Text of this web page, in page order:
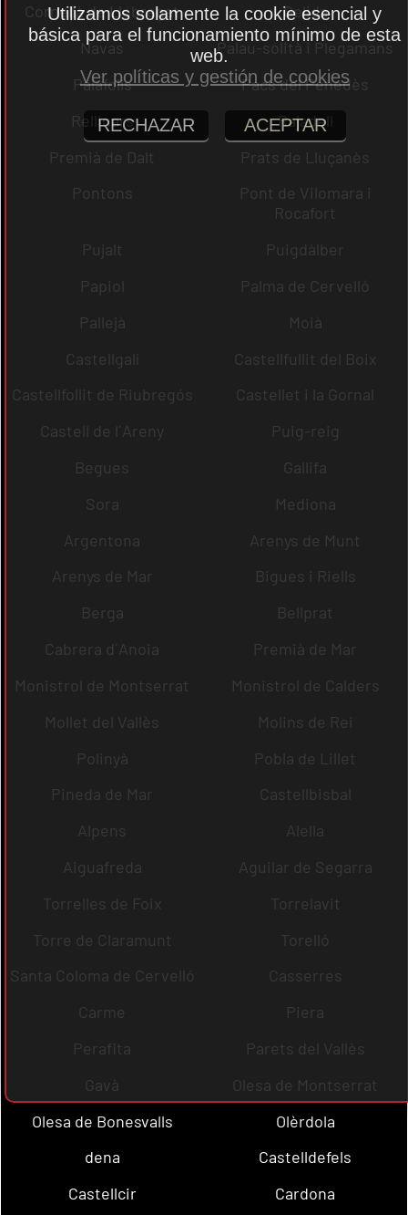
Cornellà de Llobregat
Gelida
Navas
Palau-solità i Plegamans
Palafolls
Pacs del Penedès
Rellinars
Rajadell
Premià de Dalt
Prats de Lluçanès
Pontons
Pont de Vilomara i
Rocafort
Pujalt
Puigdàlber
Papiol
Palma de Cervelló
Pallejà
Moià
Castellgalí
Castellfullit del Boix
Castellfollit de Riubregós
Castellet i la Gornal
Castell de l´Areny
Puig-reig
Begues
Gallifa
Sora
Mediona
Argentona
Arenys de Munt
Arenys de Mar
Bigues i Riells
Berga
Bellprat
Cabrera d´Anoia
Premià de Mar
Monistrol de Montserrat
Monistrol de Calders
Mollet del Vallès
Molins de Rei
Polinyà
Pobla de Lillet
Pineda de Mar
Castellbisbal
Alpens
Alella
Aiguafreda
Aguilar de Segarra
Torrelles de Foix
Torrelavit
Torre de Claramunt
Torelló
Santa Coloma de Cervelló
Casserres
Carme
Piera
Perafita
Parets del Vallès
Gavà
Olesa de Montserrat
Olesa de Bonesvalls
Olèrdola
dena
Castelldefels
Castellcir
Cardona
Utilizamos solamente la cookie esencial y
básica para el funcionamiento mínimo de esta
web.
Ver políticas y gestión de cookies
RECHAZAR ACEPTAR